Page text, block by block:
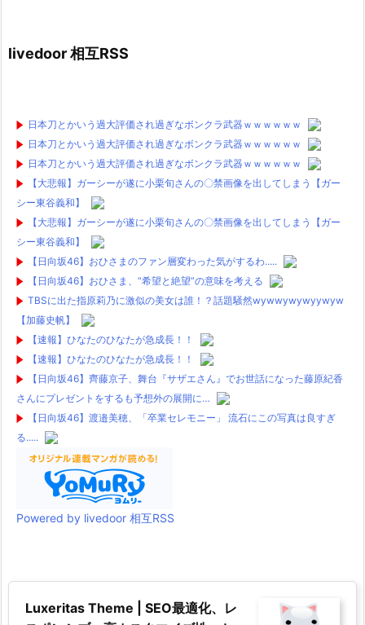
livedoor 相互RSS
日本刀とかいう過大評価され過ぎなボンクラ武器ｗｗｗｗｗｗ
日本刀とかいう過大評価され過ぎなボンクラ武器ｗｗｗｗｗｗ
日本刀とかいう過大評価され過ぎなボンクラ武器ｗｗｗｗｗｗ
【大悲報】ガーシーが遂に小栗旬さんの〇禁画像を出してしまう【ガー
シー東谷義和】
【大悲報】ガーシーが遂に小栗旬さんの〇禁画像を出してしまう【ガー
シー東谷義和】
【日向坂46】おひさまのファン層変わった気がするわ.....
【日向坂46】おひさま、“希望と絶望”の意味を考える
TBSに出た指原莉乃に激似の美女は誰！？話題騒然wywwywywyywyw
【加藤史帆】
【速報】ひなたのひなたが急成長！！
【速報】ひなたのひなたが急成長！！
【日向坂46】齊藤京子、舞台『サザエさん』でお世話になった藤原紀香
さんにプレゼントをするも予想外の展開に…
【日向坂46】渡邉美穂、「卒業セレモニー」 流石にこの写真は良すぎ
る.....
Powered by livedoor 相互RSS
Luxeritas Theme | SEO最適化、レ